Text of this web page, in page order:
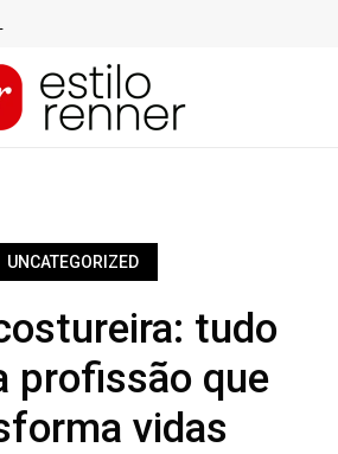
UNCATEGORIZED
tudo
profissão que
vidas